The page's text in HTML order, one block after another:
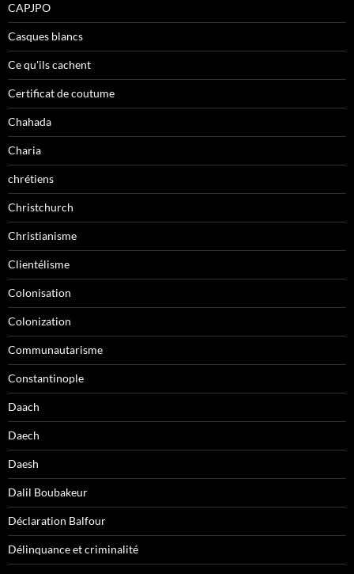
CAPJPO
Casques blancs
Ce qu'ils cachent
Certificat de coutume
Chahada
Charia
chrétiens
Christchurch
Christianisme
Clientélisme
Colonisation
Colonization
Communautarisme
Constantinople
Daach
Daech
Daesh
Dalil Boubakeur
Déclaration Balfour
Délinquance et criminalité